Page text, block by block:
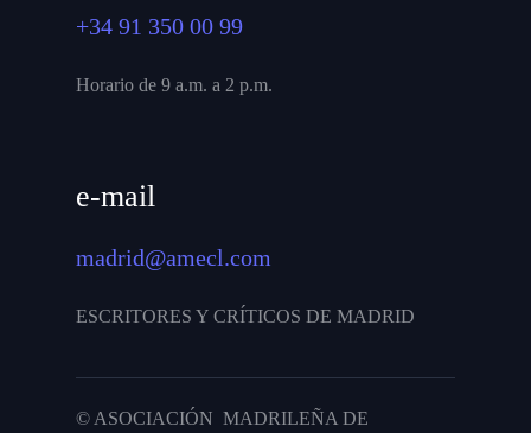
+34 91 350 00 99
Horario de 9 a.m. a 2 p.m.
e-mail
madrid@amecl.com
ESCRITORES Y CRÍTICOS DE MADRID
© ASOCIACIÓN MADRILEÑA DE